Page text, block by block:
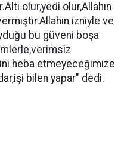
olur,yedi olur,Allahın
izniyle ve
bu güveni boşa
heba etmeyeceğimize
bilen yapar" dedi.